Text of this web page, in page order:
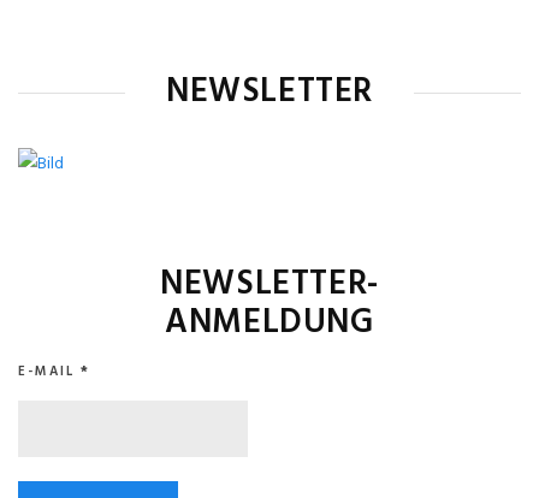
NEWSLETTER
NEWSLETTER-
ANMELDUNG
E-MAIL *